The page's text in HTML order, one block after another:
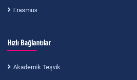
Erasmus
Hızlı Bağlantılar
Akademik Teşvik